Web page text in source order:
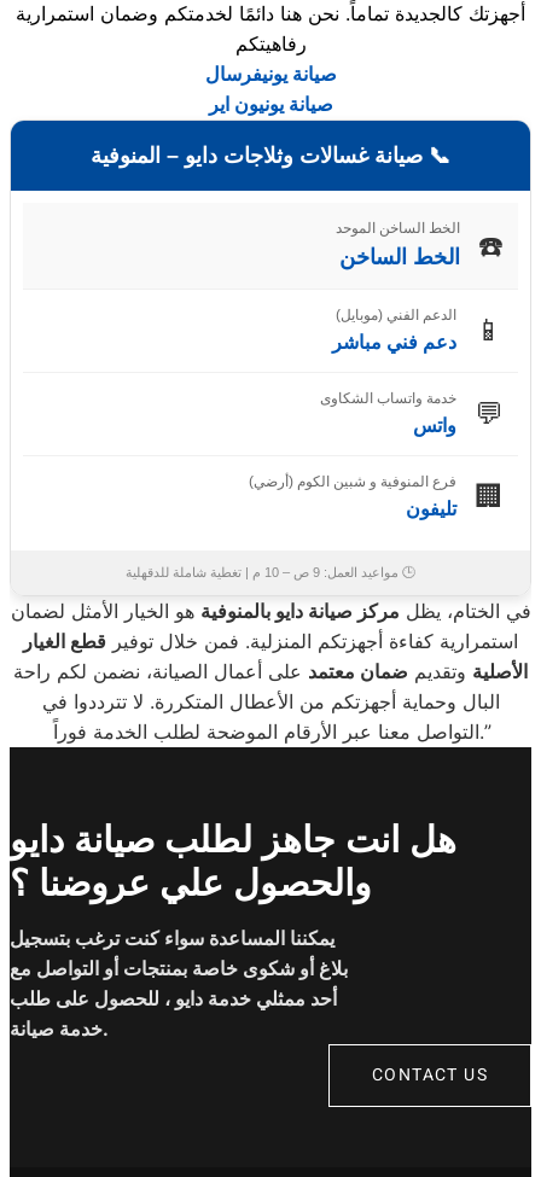
أجهزتك كالجديدة تماماً. نحن هنا دائمًا لخدمتكم وضمان استمرارية
رفاهيتكم
صيانة يونيفرسال
صيانة يونيون اير
📞 صيانة غسالات وثلاجات دايو – المنوفية
☎️
الخط الساخن الموحد
الخط الساخن
📱 الدعم الفني (موبايل)
دعم فني مباشر
💬 خدمة واتساب الشكاوى
واتس
🏢 فرع المنوفية و شبين الكوم (أرضي)
تليفون
🕒 مواعيد العمل: 9 ص – 10 م | تغطية شاملة للدقهلية
في الختام، يظل مركز صيانة دايو بالمنوفية هو الخيار الأمثل لضمان
استمرارية كفاءة أجهزتكم المنزلية. فمن خلال توفير قطع الغيار
الأصلية وتقديم ضمان معتمد على أعمال الصيانة، نضمن لكم راحة
البال وحماية أجهزتكم من الأعطال المتكررة. لا تترددوا في
التواصل معنا عبر الأرقام الموضحة لطلب الخدمة فوراً.”
هل انت جاهز لطلب صيانة دايو
والحصول علي عروضنا ؟
يمكننا المساعدة سواء كنت ترغب بتسجيل
بلاغ أو شكوى خاصة بمنتجات أو التواصل مع
أحد ممثلي خدمة دايو ، للحصول على طلب
خدمة صيانة.
CONTACT US